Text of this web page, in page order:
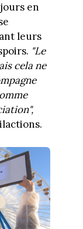
en
leurs
"Le
cela ne